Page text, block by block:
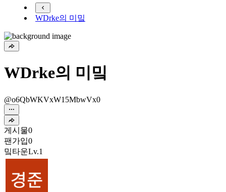
WDrke의 미밐
WDrke의 미밐
@o6QbWKVxW15MbwVx0
게시물0
팬가입0
밐타운Lv.1